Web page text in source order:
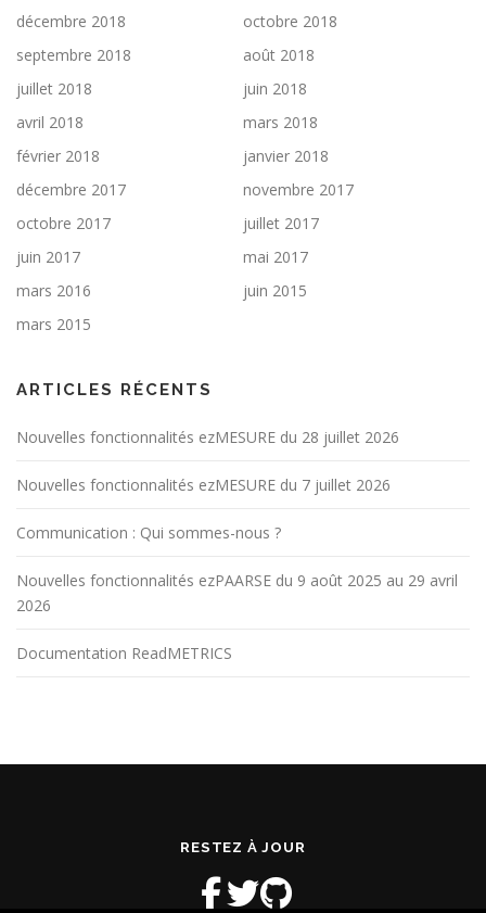
décembre 2018
octobre 2018
septembre 2018
août 2018
juillet 2018
juin 2018
avril 2018
mars 2018
février 2018
janvier 2018
décembre 2017
novembre 2017
octobre 2017
juillet 2017
juin 2017
mai 2017
mars 2016
juin 2015
mars 2015
ARTICLES RÉCENTS
Nouvelles fonctionnalités ezMESURE du 28 juillet 2026
Nouvelles fonctionnalités ezMESURE du 7 juillet 2026
Communication : Qui sommes-nous ?
Nouvelles fonctionnalités ezPAARSE du 9 août 2025 au 29 avril
2026
Documentation ReadMETRICS
RESTEZ À JOUR